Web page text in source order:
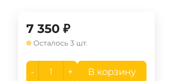
7 350 ₽
Осталось 3 шт.
- + В корзину